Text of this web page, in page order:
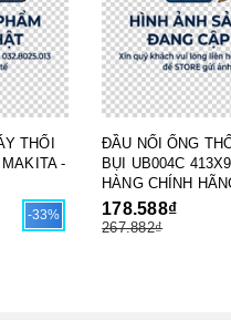
THỔI
-
-33%
ĐẦU NỐI ỐNG
BỤI UB004C
HÀNG CHÍNH
178.588₫
267.882₫